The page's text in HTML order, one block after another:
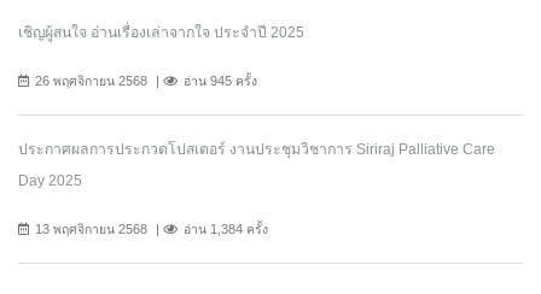
เชิญผู้สนใจ อ่านเรื่องเล่าจากใจ ประจำปี 2025
26 พฤศจิกายน 2568 อ่าน 945 ครั้ง
ประกาศผลการประกวดโปสเตอร์ งานประชุมวิชาการ Siriraj Palliative Care
Day 2025
13 พฤศจิกายน 2568 อ่าน 1,384 ครั้ง